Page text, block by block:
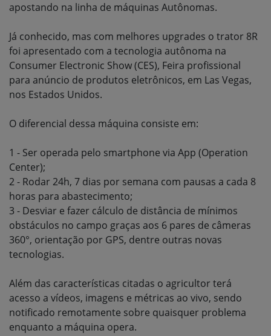
apostando na linha de máquinas Autônomas.
Já conhecido, mas com melhores upgrades o trator 8R
foi apresentado com a tecnologia autônoma na
Consumer Electronic Show (CES), Feira profissional
para anúncio de produtos eletrônicos, em Las Vegas,
nos Estados Unidos.
O diferencial dessa máquina consiste em:
1 - Ser operada pelo smartphone via App (Operation
Center);
2 - Rodar 24h, 7 dias por semana com pausas a cada 8
horas para abastecimento;
3 - Desviar e fazer cálculo de distância de mínimos
obstáculos no campo graças aos 6 pares de câmeras
360°, orientação por GPS, dentre outras novas
tecnologias.
Além das características citadas o agricultor terá
acesso a vídeos, imagens e métricas ao vivo, sendo
notificado remotamente sobre quaisquer problema
enquanto a máquina opera.